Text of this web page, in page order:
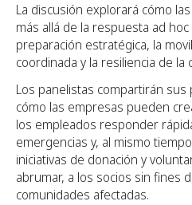
La discusión explorará cómo
más allá de la respuesta ad hoc
preparación estratégica, la
coordinada y la resiliencia de la
Los panelistas compartirán
cómo las empresas pueden
los empleados responder
emergencias y, al mismo
iniciativas de donación y
abrumar, a los socios sin fines
comunidades afectadas.